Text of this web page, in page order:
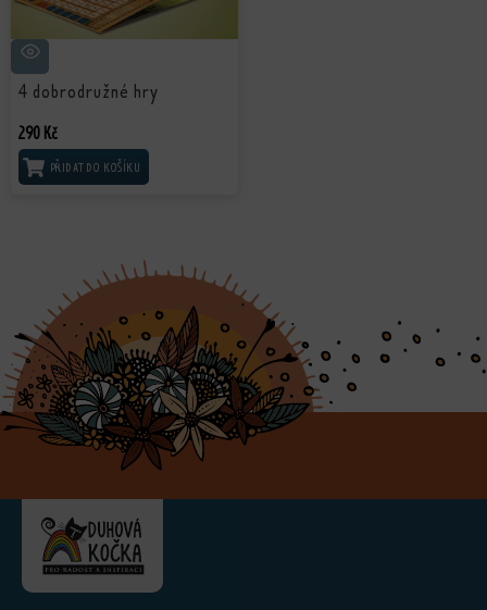
4 dobrodružné hry
290 Kč
PŘIDAT DO KOŠÍKU